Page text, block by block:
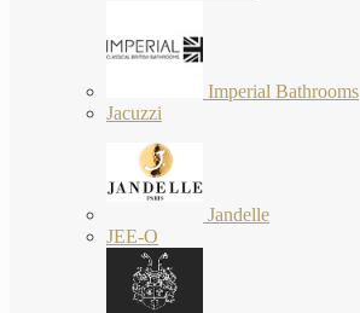
Imperial Bathrooms
Jacuzzi
Jandelle
JEE-O